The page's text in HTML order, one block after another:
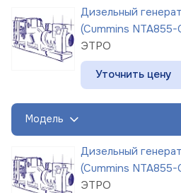
Дизельный
(Cummins NTA855-
ЭТРО
Уточнить цену
Модель
Дизельный
(Cummins NTA855-
ЭТРО